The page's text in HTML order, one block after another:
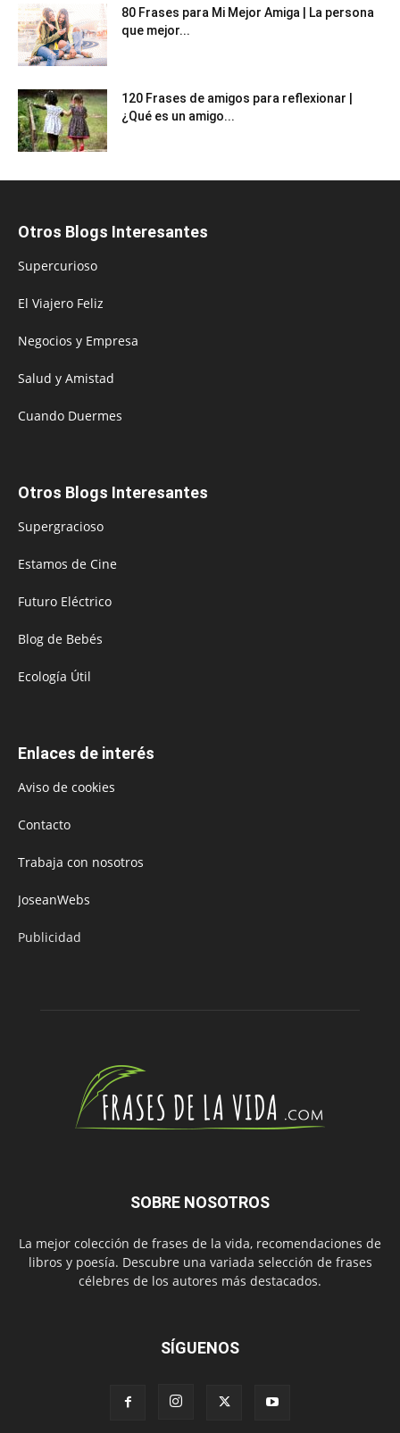
80 Frases para Mi Mejor Amiga | La persona
que mejor...
120 Frases de amigos para reflexionar |
¿Qué es un amigo...
Otros Blogs Interesantes
Supercurioso
El Viajero Feliz
Negocios y Empresa
Salud y Amistad
Cuando Duermes
Otros Blogs Interesantes
Supergracioso
Estamos de Cine
Futuro Eléctrico
Blog de Bebés
Ecología Útil
Enlaces de interés
Aviso de cookies
Contacto
Trabaja con nosotros
JoseanWebs
Publicidad
SOBRE NOSOTROS
La mejor colección de frases de la vida, recomendaciones de
libros y poesía. Descubre una variada selección de frases
célebres de los autores más destacados.
SÍGUENOS